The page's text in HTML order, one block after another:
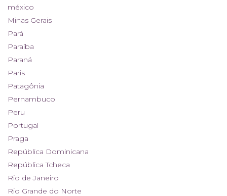
méxico
Minas Gerais
Pará
Paraíba
Paraná
Paris
Patagônia
Pernambuco
Peru
Portugal
Praga
República Dominicana
República Tcheca
Rio de Janeiro
Rio Grande do Norte